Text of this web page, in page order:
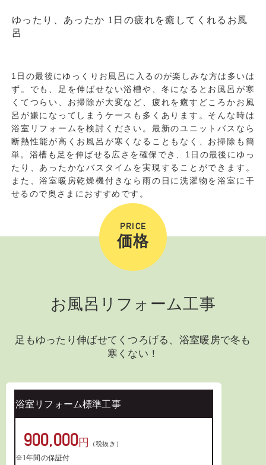
ゆったり、あったか 1日の疲れを癒してくれるお風
呂
1日の最後にゆっくりお風呂に入るのが楽しみな方は多いは
ず。でも、足を伸ばせない浴槽や、冬になるとお風呂が寒
くてつらい、お掃除が大変など、疲れを癒すどころかお風
呂が嫌になってしまうケースも多くあります。そんな時は
浴室リフォームを検討ください。最新のユニットバスなら
断熱性能が高くお風呂が寒くなることもなく、お掃除も簡
単。浴槽も足を伸ばせる広さを確保でき、1日の最後にゆっ
たり、あったかなバスタイムを実現することができます。
また、浴室暖房乾燥機付きなら雨の日に洗濯物を浴室に干
せるので奥さまにおすすめです。
PRICE
お風呂リフォーム工事
足もゆったり伸ばせてくつろげる、浴室暖房で冬も
寒くない！
浴室リフォーム標準工事
900,000円 （税抜き）